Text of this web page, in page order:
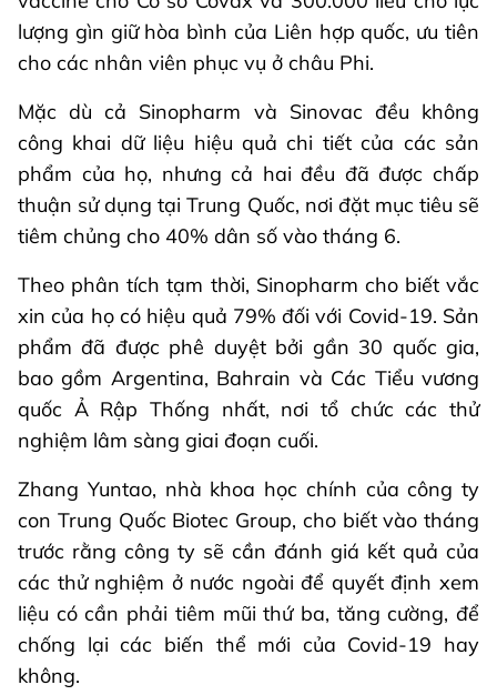
lượng gìn giữ hòa bình của Liên hợp quốc, ưu tiên
cho các nhân viên phục vụ ở châu Phi.
Mặc dù cả Sinopharm và Sinovac đều không
công khai dữ liệu hiệu quả chi tiết của các sản
phẩm của họ, nhưng cả hai đều đã được chấp
thuận sử dụng tại Trung Quốc, nơi đặt mục tiêu sẽ
tiêm chủng cho 40% dân số vào tháng 6.
Theo phân tích tạm thời, Sinopharm cho biết vắc
xin của họ có hiệu quả 79% đối với Covid-19. Sản
phẩm đã được phê duyệt bởi gần 30 quốc gia,
bao gồm Argentina, Bahrain và Các Tiểu vương
quốc Ả Rập Thống nhất, nơi tổ chức các thử
nghiệm lâm sàng giai đoạn cuối.
Zhang Yuntao, nhà khoa học chính của công ty
con Trung Quốc Biotec Group, cho biết vào tháng
trước rằng công ty sẽ cần đánh giá kết quả của
các thử nghiệm ở nước ngoài để quyết định xem
liệu có cần phải tiêm mũi thứ ba, tăng cường, để
chống lại các biến thể mới của Covid-19 hay
không.